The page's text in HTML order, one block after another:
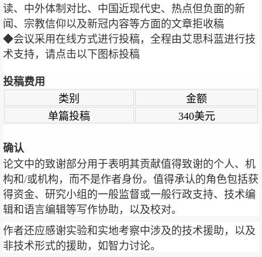
读、中外体制对比、中国近现代史、热点但负面的新
闻、宗教信仰以及新冠内容等方面的文章拒收稿
◆会议采用在线方式进行投稿，全程由艾思科蓝进行技
术支持，请点击以下图标投稿
投稿费用
类别
金额
单篇投稿
340美元
确认
论文中的致谢部分用于表明其贡献值得致谢的个人、机
构和/或机构，而不是作者身份。值得承认的角色包括获
得资金、研究小组的一般监督或一般行政支持、技术编
辑和语言编辑等写作协助，以及校对。
作者还应感谢实验和实地考察中涉及的技术援助，以及
非技术形式的援助，如智力讨论。